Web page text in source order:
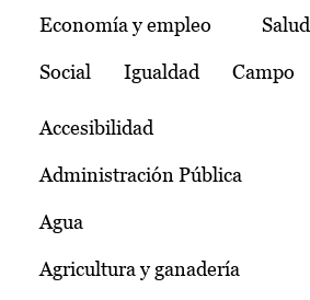
Temas
Economía y empleo Salud
Social Igualdad Campo
Accesibilidad
Administración Pública
Agua
Agricultura y ganadería